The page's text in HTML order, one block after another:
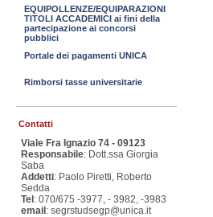
EQUIPOLLENZE/EQUIPARAZIONI
TITOLI ACCADEMICI ai fini della
partecipazione ai concorsi
pubblici
Portale dei pagamenti UNICA
Rimborsi tasse universitarie
Contatti
Viale Fra Ignazio 74 - 09123
Responsabile: Dott.ssa Giorgia
Saba
Addetti: Paolo Piretti, Roberto
Sedda
Tel : 070/675 -3977, - 3982, -3983
email : segrstudsegp@unica.it